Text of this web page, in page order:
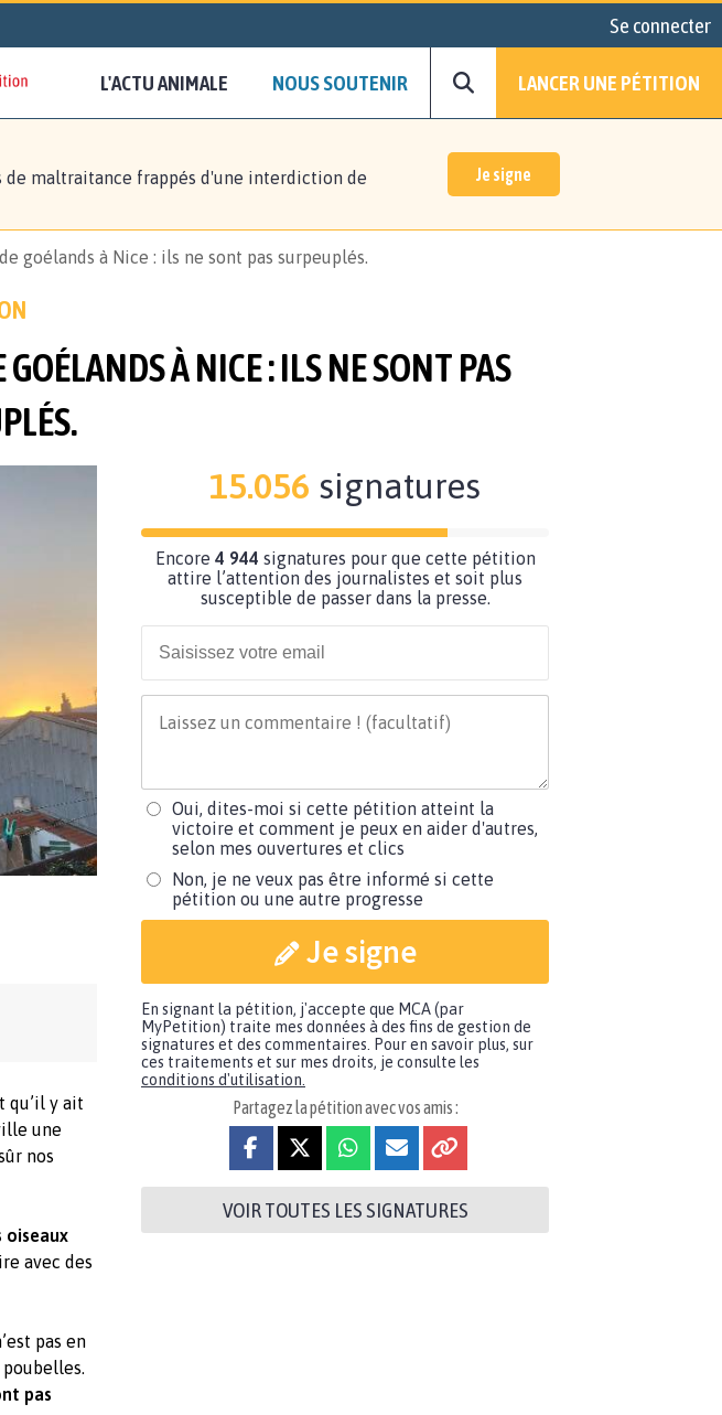
Se connecter
L'ACTU ANIMALE NOUS SOUTENIR LANCER UNE PÉTITION
de maltraitance frappés d'une interdiction de
Je signe
goélands à Nice : ils ne sont pas surpeuplés.
À NICE : ILS NE SONT PAS
qu’il y ait
une
nos
oiseaux
avec des
pas en
pas
15.056 signatures
Encore 4 944 signatures pour que cette pétition
attire l’attention des journalistes et soit plus
susceptible de passer dans la presse.
Oui, dites-moi si cette pétition atteint la
victoire et comment je peux en aider d'autres,
selon mes ouvertures et clics
Non, je ne veux pas être informé si cette
pétition ou une autre progresse
Je signe
En signant la pétition, j'accepte que MCA (par
MyPetition) traite mes données à des fins de gestion de
signatures et des commentaires. Pour en savoir plus, sur
ces traitements et sur mes droits, je consulte les
conditions d'utilisation.
Partagez la pétition avec vos amis :
VOIR TOUTES LES SIGNATURES